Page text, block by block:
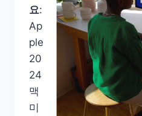
요:
Ap
ple
20
24
맥
미